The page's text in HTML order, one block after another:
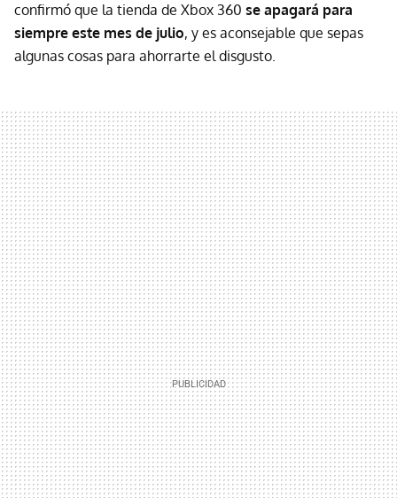
confirmó que la tienda de Xbox 360 se apagará para
siempre este mes de julio, y es aconsejable que sepas
algunas cosas para ahorrarte el disgusto.